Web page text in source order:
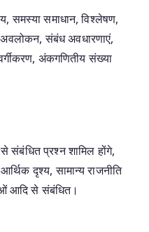
समस्या समाधान, विश्लेषण,
अवलोकन, संबंध अवधारणाएं,
अंकगणितीय संख्या
संबंधित प्रश्न शामिल होंगे,
दृश्य, सामान्य राजनीति
आदि से संबंधित।